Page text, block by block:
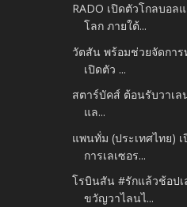
RADO เปิดตัวโกลบอ
โลก ภายใต้...
วัตสัน พร้อมช่วยจัดกา
เปิดตัว ...
สตาร์บัคส์ ต้อนรับวาเ
แล...
แพนทั่ม (ประเทศไทย)
การเลเซอร...
โรบินสัน #รักแล้วช้อปเ
ขวัญวาไลนไ...